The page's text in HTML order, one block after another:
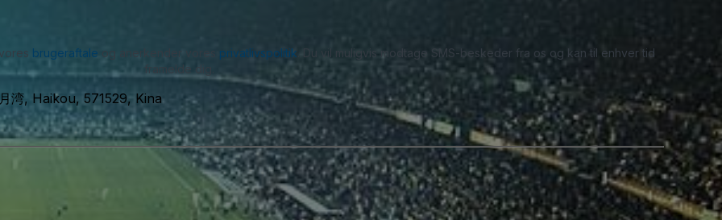
brugeraftale privatlivspolitik . Du vil muligvis modtage SMS-beskeder fra os og kan til enhver tid
framelde dig.
湾, Haikou, 571529, Kina